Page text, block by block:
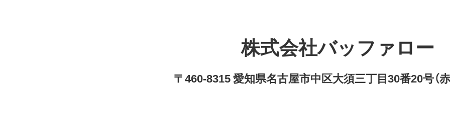
株式会社バッファロー
〒460-8315 愛知県名古屋市中区大須三丁目30番20号（